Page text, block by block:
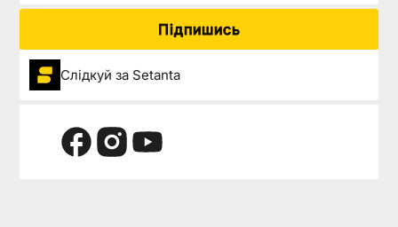
Підпишись
Слідкуй за Setanta